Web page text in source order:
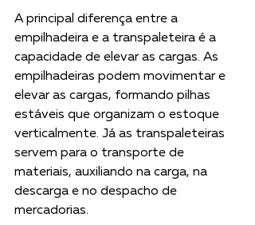
A principal diferença entre a
empilhadeira e a transpaleteira é a
capacidade de elevar as cargas. As
empilhadeiras podem movimentar e
elevar as cargas, formando pilhas
estáveis que organizam o estoque
verticalmente. Já as transpaleteiras
servem para o transporte de
materiais, auxiliando na carga, na
descarga e no despacho de
mercadorias.